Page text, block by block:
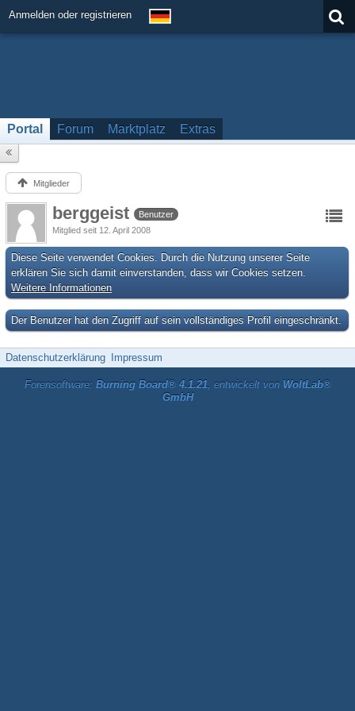
Anmelden oder registrieren
Portal Forum Marktplatz Extras
Mitglieder
berggeist
Benutzer
Mitglied seit 12. April 2008
Diese Seite verwendet Cookies. Durch die Nutzung unserer Seite
erklären Sie sich damit einverstanden, dass wir Cookies setzen.
Weitere Informationen
Der Benutzer hat den Zugriff auf sein vollständiges Profil eingeschränkt.
Datenschutzerklärung Impressum
Forensoftware: Burning Board® 4.1.21, entwickelt von WoltLab®
GmbH